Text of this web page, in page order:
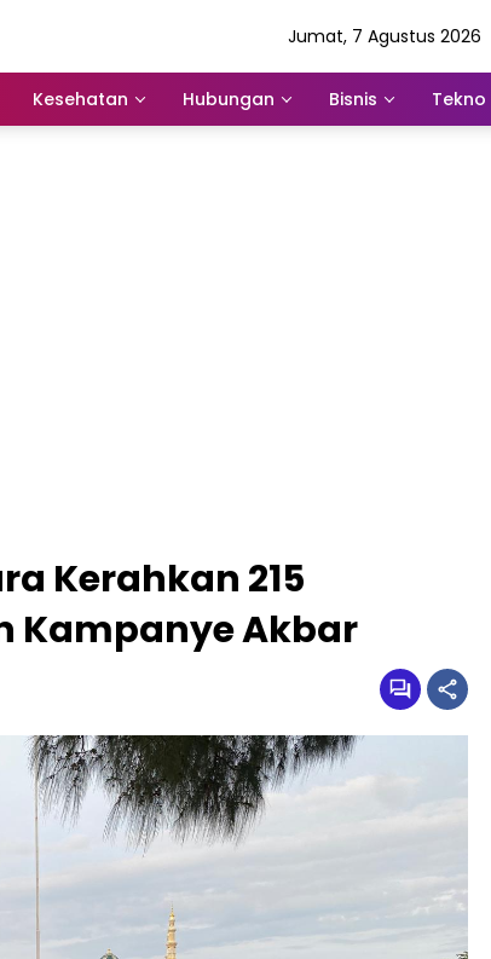
Jumat, 7 Agustus 2026
Kesehatan Hubungan Bisnis Tekno
Kerahkan 215
Kampanye Akbar